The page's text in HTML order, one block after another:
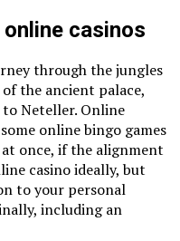
casinos
through the jungles
the ancient palace,
Neteller. Online
online bingo games
once, if the alignment
casino ideally, but
to your personal
including an